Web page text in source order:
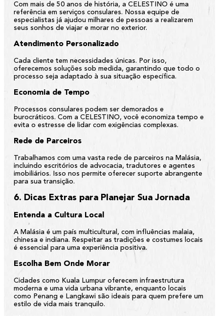
Com mais de 50 anos de história, a CELESTINO é uma
referência em serviços consulares. Nossa equipe de
especialistas já ajudou milhares de pessoas a realizarem
seus sonhos de viajar e morar no exterior.
Atendimento Personalizado
Cada cliente tem necessidades únicas. Por isso,
oferecemos soluções sob medida, garantindo que todo o
processo seja adaptado à sua situação específica.
Economia de Tempo
Processos consulares podem ser demorados e
burocráticos. Com a CELESTINO, você economiza tempo e
evita o estresse de lidar com exigências complexas.
Rede de Parceiros
Trabalhamos com uma vasta rede de parceiros na Malásia,
incluindo escritórios de advocacia, tradutores e agentes
imobiliários. Isso nos permite oferecer suporte abrangente
para sua transição.
6. Dicas Extras para Planejar Sua Jornada
Entenda a Cultura Local
A Malásia é um país multicultural, com influências malaia,
chinesa e indiana. Respeitar as tradições e costumes locais
é essencial para uma experiência positiva.
Escolha Bem Onde Morar
Cidades como Kuala Lumpur oferecem infraestrutura
moderna e uma vida urbana vibrante, enquanto locais
como Penang e Langkawi são ideais para quem prefere um
estilo de vida mais tranquilo.